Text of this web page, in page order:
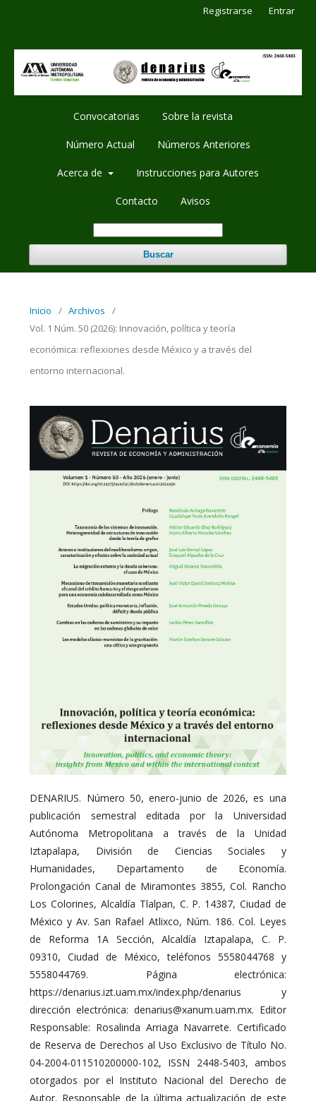
Convocatorias Sobre la revista
Número Actual Números Anteriores
Acerca de Instrucciones para Autores
Contacto Avisos
Buscar
Registrarse Entrar
Inicio / Archivos
/
Vol. 1 Núm. 50 (2026): Innovación, política y teoría
económica: reflexiones desde México y a través del
entorno internacional.
DENARIUS. Número 50, enero-junio de 2026, es una
publicación semestral editada por la Universidad
Autónoma Metropolitana a través de la Unidad
Iztapalapa, División de Ciencias Sociales y
Humanidades, Departamento de Economía.
Prolongación Canal de Miramontes 3855, Col. Rancho
Los Colorines, Alcaldía Tlalpan, C. P. 14387, Ciudad de
México y Av. San Rafael Atlixco, Núm. 186. Col. Leyes
de Reforma 1A Sección, Alcaldía Iztapalapa, C. P.
09310, Ciudad de México, teléfonos 5558044768 y
5558044769. Página electrónica:
https://denarius.izt.uam.mx/index.php/denarius y
dirección electrónica: denarius@xanum.uam.mx. Editor
Responsable: Rosalinda Arriaga Navarrete. Certificado
de Reserva de Derechos al Uso Exclusivo de Título No.
04-2004-011510200000-102, ISSN 2448-5403, ambos
otorgados por el Instituto Nacional del Derecho de
Autor. Responsable de la última actualización de este